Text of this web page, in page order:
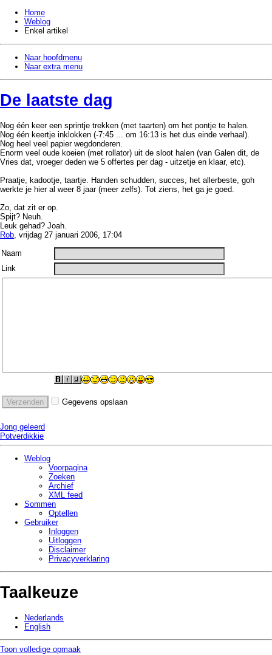
Home
Weblog
Enkel artikel
Naar hoofdmenu
Naar extra menu
De laatste dag
Nog één keer een sprintje trekken (met taarten) om het pontje te halen.
Nog één keertje inklokken (-7:45 ... om 16:13 is het dus einde verhaal).
Nog heel veel papier wegdonderen.
Enorm veel oude koeien (met rollator) uit de sloot halen (van Galen dit, de
Vries dat, vroeger deden we 5 offertes per dag - uitzetje en klaar, etc).
Praatje, kadootje, taartje. Handen schudden, succes, het allerbeste, goh
werkte je hier al weer 8 jaar (meer zelfs). Tot ziens, het ga je goed.
Zo, dat zit er op.
Spijt? Neuh.
Leuk gehad? Joah.
Rob, vrijdag 27 januari 2006, 17:04
Naam
Link
Gegevens opslaan
Jong geleerd
Potverdikkie
Weblog
Voorpagina
Zoeken
Archief
XML feed
Sommen
Optellen
Gebruiker
Inloggen
Uitloggen
Disclaimer
Privacy­verklaring
Taalkeuze
Nederlands
English
Toon volledige opmaak